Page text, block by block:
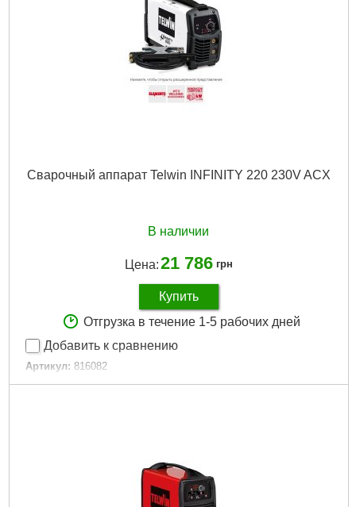
Подробнее...
Сварочный аппарат Telwin INFINITY 220 230V ACX
В наличии
Цена:21 786 грн
Купить
Отгрузка в течение 1-5 рабочих дней
Добавить к сравнению
Артикул: 816082
Код товара: 26.61.17